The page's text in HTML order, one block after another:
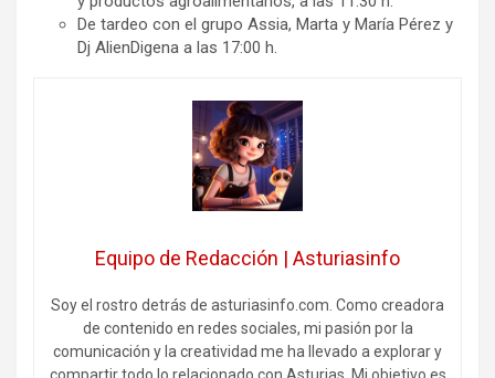
De tardeo con el grupo Assia, Marta y María Pérez y
Dj AlienDigena a las 17:00 h.
Equipo de Redacción | Asturiasinfo
Soy el rostro detrás de asturiasinfo.com. Como creadora
de contenido en redes sociales, mi pasión por la
comunicación y la creatividad me ha llevado a explorar y